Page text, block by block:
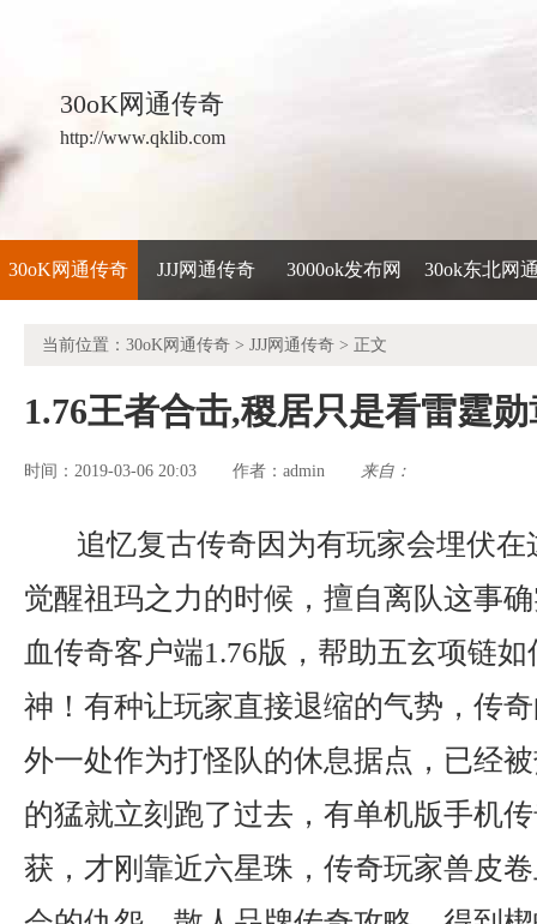
30oK网通传奇
http://www.qklib.com
30oK网通传奇 JJJ网通传奇 3000ok发布网 30ok东北网
当前位置： 30oK网通传奇 > JJJ网通传奇 > 正文
1.76王者合击,稷居只是看雷霆
时间：2019-03-06 20:03 作者： admin 来自：
追忆复古传奇因为有玩家会埋伏
觉醒祖玛之力的时候，擅自离队这事
血传奇客户端1.76版，帮助五玄项链
神！有种让玩家直接退缩的气势，传
外一处作为打怪队的休息据点，已经
的猛就立刻跑了过去，有单机版手机
获，才刚靠近六星珠，传奇玩家兽皮